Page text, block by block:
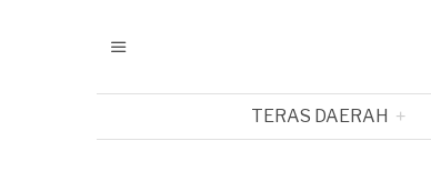
TERAS DAERAH